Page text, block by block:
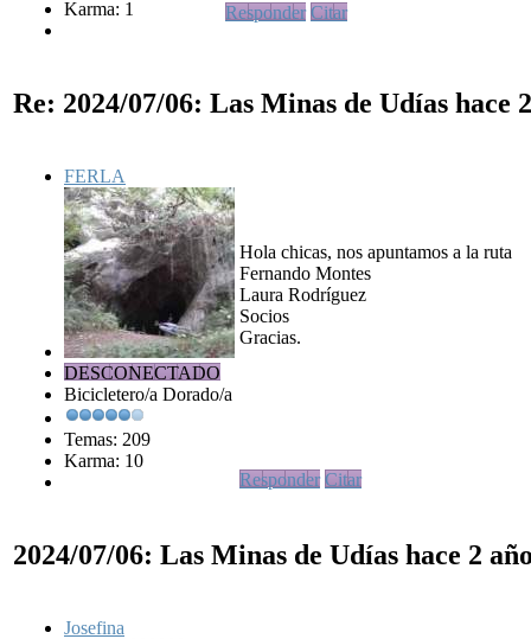
Karma: 1 Responder Citar
Re: 2024/07/06: Las Minas de Udías hace
FERLA
DESCONECTADO
Bicicletero/a Dorado/a
Temas: 209
Karma: 10
Hola chicas, nos apuntamos a la ruta
Fernando Montes
Laura Rodríguez
Socios
Gracias.
Responder Citar
2024/07/06: Las Minas de Udías hace 2
Josefina